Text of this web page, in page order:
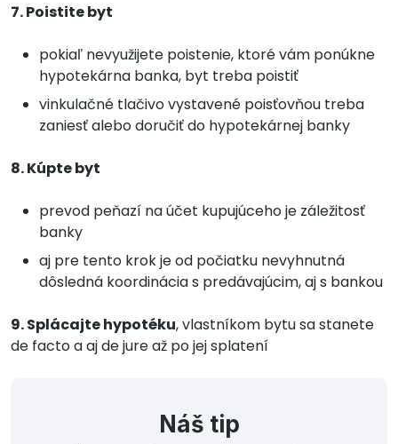
7. Poistite byt
pokiaľ nevyužijete poistenie, ktoré vám ponúkne
hypotekárna banka, byt treba poistiť
vinkulačné tlačivo vystavené poisťovňou treba
zaniesť alebo doručiť do hypotekárnej banky
8. Kúpte byt
prevod peňazí na účet kupujúceho je záležitosť
banky
aj pre tento krok je od počiatku nevyhnutná
dôsledná koordinácia s predávajúcim, aj s bankou
9. Splácajte hypotéku, vlastníkom bytu sa stanete
de facto a aj de jure až po jej splatení
Náš tip